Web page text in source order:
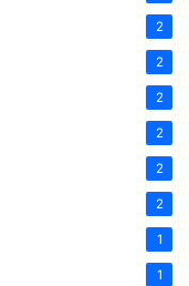
2
2
2
2
2
2
1
1